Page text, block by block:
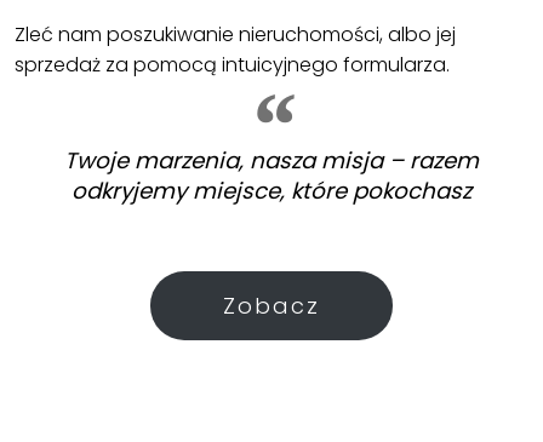
Zleć nam poszukiwanie nieruchomości, albo jej
sprzedaż za pomocą intuicyjnego formularza.
Twoje marzenia, nasza misja – razem
odkryjemy miejsce, które pokochasz
Zobacz